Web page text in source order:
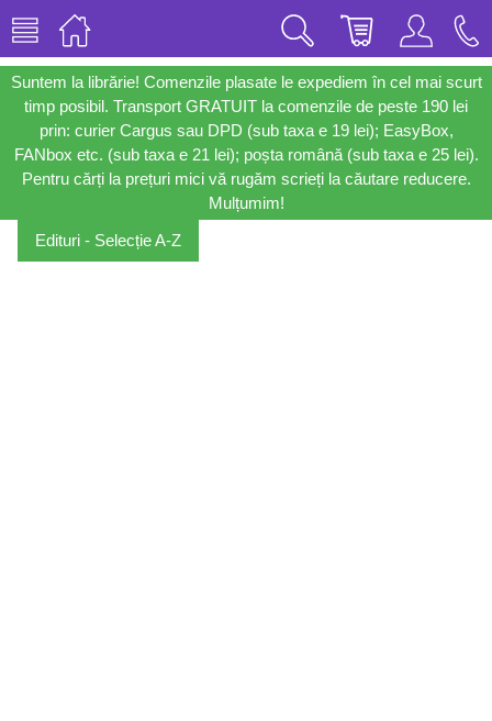
Suntem la librărie! Comenzile plasate le expediem în cel mai scurt
timp posibil. Transport GRATUIT la comenzile de peste 190 lei
prin: curier Cargus sau DPD (sub taxa e 19 lei); EasyBox,
FANbox etc. (sub taxa e 21 lei); poșta română (sub taxa e 25 lei).
Pentru cărți la prețuri mici vă rugăm scrieți la căutare reducere.
Mulțumim!
Edituri - Selecție A-Z